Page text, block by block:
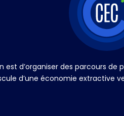
est d’organiser des parcours
d’une économie extractive